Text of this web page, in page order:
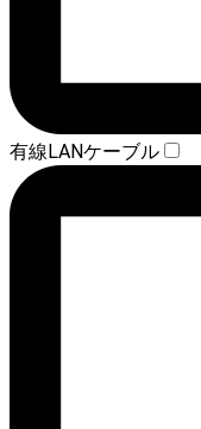
有線LANケーブル